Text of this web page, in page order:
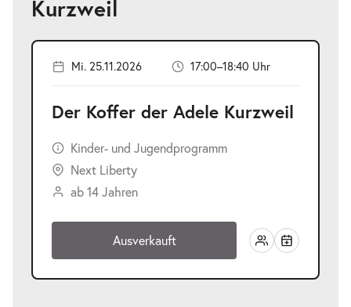
Kurzweil
Mi. 25.11.2026 17:00–18:40 Uhr
Der Koffer der Adele Kurzweil
Kinder- und Jugendprogramm
Next Liberty
ab 14 Jahren
Ausverkauft